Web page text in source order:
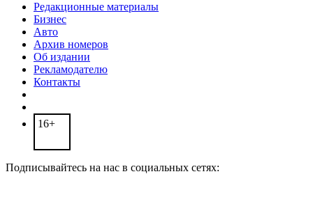
Редакционные материалы
Бизнес
Авто
Архив номеров
Об издании
Рекламодателю
Контакты
16+
Подписывайтесь на нас в социальных сетях: